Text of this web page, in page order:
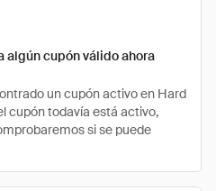
algún cupón válido ahora
un cupón activo en Hard
cupón todavía está activo,
si se puede